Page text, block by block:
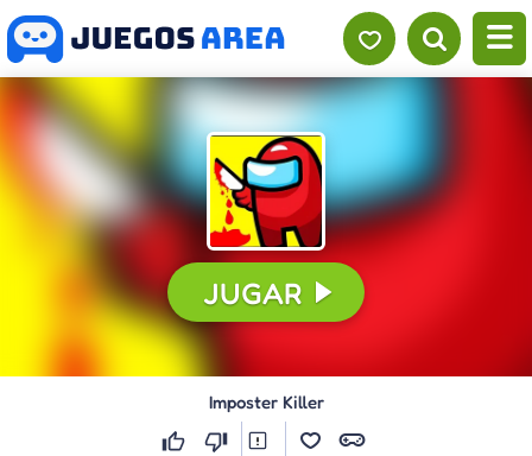
JUGAR
Imposter Killer